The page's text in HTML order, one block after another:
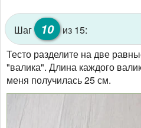
Шаг 10 из 15:
Тесто разделите на две
"валика". Длина каждого
меня получилась 25 см.